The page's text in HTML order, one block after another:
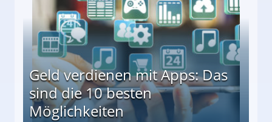
Geld verdienen mit Apps: Das
sind die 10 besten
Möglichkeiten